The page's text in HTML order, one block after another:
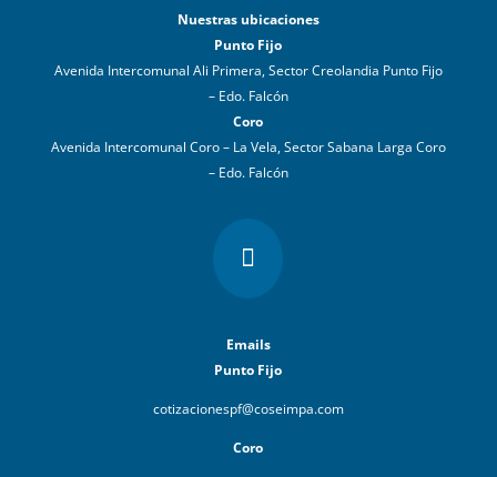
Nuestras ubicaciones
Punto Fijo
Avenida Intercomunal Ali Primera, Sector Creolandia Punto Fijo
– Edo. Falcón
Coro
Avenida Intercomunal Coro – La Vela, Sector Sabana Larga Coro
– Edo. Falcón

Emails
Punto Fijo
cotizacionespf@coseimpa.com
Coro